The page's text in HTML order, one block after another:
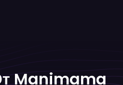
Manimama